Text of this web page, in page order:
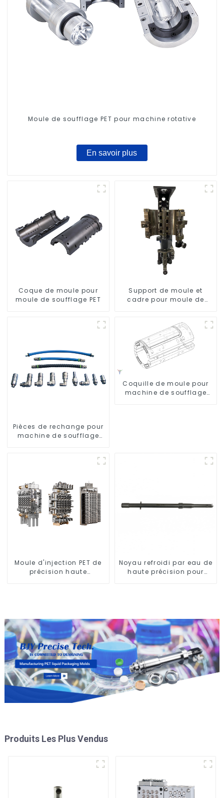
Moule de soufflage PET pour machine rotative
En savoir plus
Coque de moule pour
moule de soufflage PET
Support de moule et
cadre pour moule de
Pièces de rechange pour
machine de soufflage
Coquille de moule pour
machine de soufflage
Moule d'injection PET de
précision haute
Noyau refroidi par eau de
haute précision pour
Produits Les Plus Vendus